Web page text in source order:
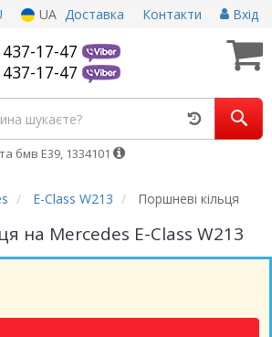
UA Доставка Контакти Вхід
437-17-47
437-17-47
бмв Е39, 1334101
E-Class W213 Поршневі кільця
на Mercedes E-Class W213